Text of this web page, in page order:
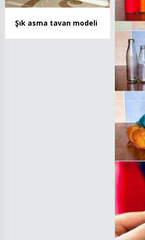
Şık asma tavan modeli